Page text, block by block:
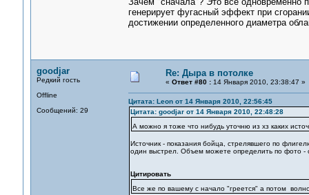
генерирует фугасный эффект при
достижении определенного диаметра
goodjar
Редкий гость
Offline
Сообщений: 29
Re: Дыра в потолке
« Ответ #80 :14 Января 2010, 23:38:47 »
Цитата: Leon от 14 Января 2010, 22:56:45
Цитата: goodjar от 14 Января 2010, 22:48:28
А можно я тоже что нибудь уточню из хз каких
Источник - показания бойца, стрелявшего по
один выстрел. Объем можете определить по фото -
Цитировать
Все же по вашему с начало "греется" а потом